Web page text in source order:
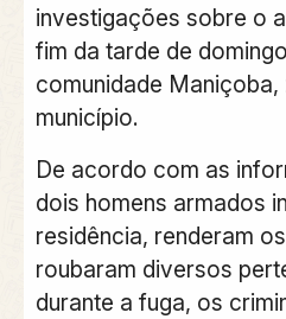
investigações sobre o
fim da tarde de
comunidade Maniçoba,
município.
De acordo com as
dois homens armados
residência, renderam
roubaram diversos
durante a fuga, os